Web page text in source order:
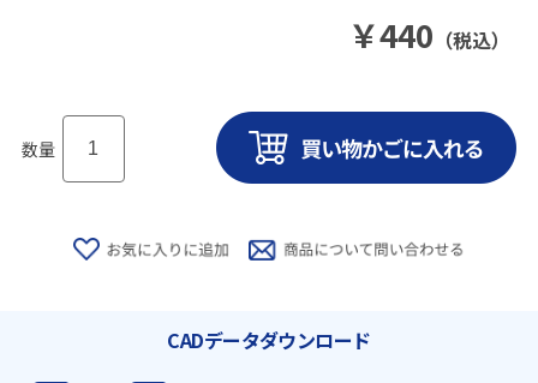
￥440 （税込）
数量
CADデータダウンロード